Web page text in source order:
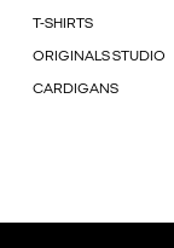
T-SHIRTS
ORIGINALS STUDIO
CARDIGANS